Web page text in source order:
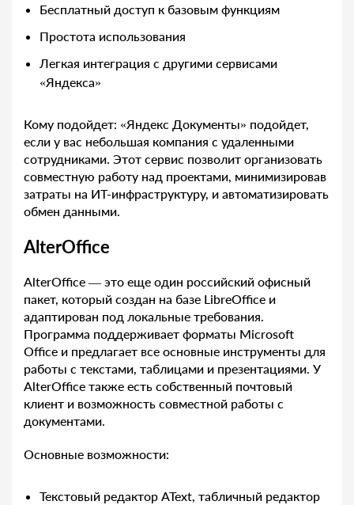
Бесплатный доступ к базовым функциям
Простота использования
Легкая интеграция с другими сервисами
«Яндекса»
Кому подойдет: «Яндекс Документы» подойдет,
если у вас небольшая компания с удаленными
сотрудниками. Этот сервис позволит организовать
совместную работу над проектами, минимизировав
затраты на ИТ-инфраструктуру, и автоматизировать
обмен данными.
AlterOffice
AlterOffice — это еще один российский офисный
пакет, который создан на базе LibreOffice и
адаптирован под локальные требования.
Программа поддерживает форматы Microsoft
Office и предлагает все основные инструменты для
работы с текстами, таблицами и презентациями. У
AlterOffice также есть собственный почтовый
клиент и возможность совместной работы с
документами.
Основные возможности:
Текстовый редактор AText, табличный редактор